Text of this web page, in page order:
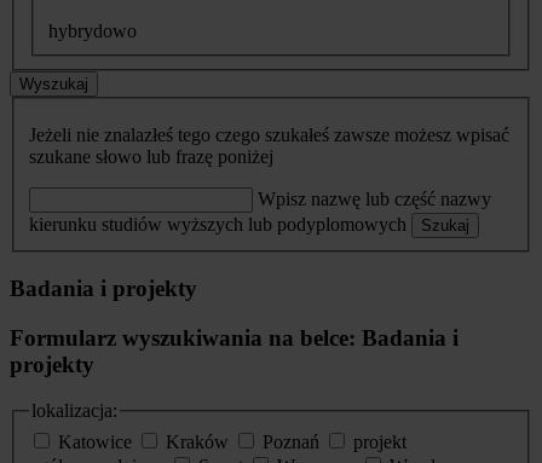
hybrydowo
Wyszukaj
Jeżeli nie znalazłeś tego czego szukałeś zawsze możesz wpisać
szukane słowo lub frazę poniżej
Wpisz nazwę lub część nazwy
kierunku studiów wyższych lub podyplomowych
Szukaj
Badania i projekty
Formularz wyszukiwania na belce: Badania i
projekty
lokalizacja:
Katowice
Kraków Poznań
projekt